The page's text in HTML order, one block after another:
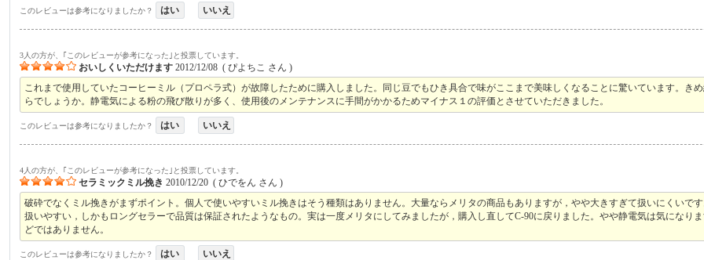
このレビューは参考になりましたか？ はい いいえ
3人の方が、｢このレビューが参考になった｣と投票しています。
おいしくいただけます 2012/12/08 (ぴよちこ さん )
これまで使用していたコーヒーミル（プロペラ式）が故障したために購入しました。同じ豆でもひき具合で味がここまで美味しくなることに驚いています。き
らでしょうか。静電気による粉の飛び散りが多く、使用後のメンテナンスに手間がかかるためマイナス１の評価とさせていただきました。
このレビューは参考になりましたか？ はい いいえ
4人の方が、｢このレビューが参考になった｣と投票しています。
セラミックミル挽き 2010/12/20 (ひでをん さん )
破砕でなくミル挽きがまずポイント。個人で使いやすいミル挽きはそう種類はありません。大量ならメリタの商品もありますが，やや大きすぎて扱いにくいで
扱いやすい，しかもロングセラーで品質は保証されたようなもの。実は一度メリタにしてみましたが，購入し直してC-90に戻りました。やや静電気は気になり
どではありません。
このレビューは参考になりましたか？ はい いいえ